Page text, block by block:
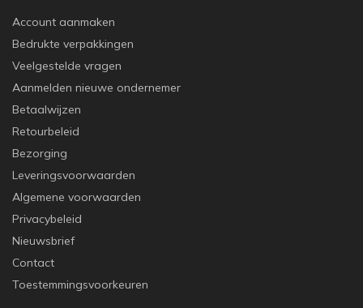
Account aanmaken
Bedrukte verpakkingen
Veelgestelde vragen
Aanmelden nieuwe ondernemer
Betaalwijzen
Retourbeleid
Bezorging
Leveringsvoorwaarden
Algemene voorwaarden
Privacybeleid
Nieuwsbrief
Contact
Toestemmingsvoorkeuren